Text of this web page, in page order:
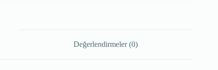
Değerlendirmeler (0)